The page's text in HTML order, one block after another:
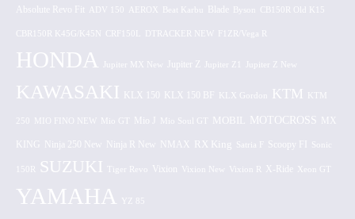
Absolute Revo Fit ADV 150 AEROX CB150R Old K15
CBR150R K45G/K45N CRF150L DTRACKER NEW F1ZR/Vega R
HONDA Jupiter MX New Jupiter Z
KAWASAKI KLX 150 KLX 150 BF KLX Gordon KTM KTM
250 MIO FINO NEW Mio GT Mio J Mio Soul GT MOBIL MOTOCROSS MX
KING Ninja 250 New Ninja R New NMAX RX King Satria F Scoopy FI Sonic
150R SUZUKI Tiger Revo Vixion Vixion New Vixion R X-Ride Xeon GT
YAMAHA YZ 85